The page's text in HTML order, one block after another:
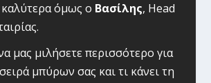
καλύτερα όμως ο Βασίλης, Head
μας μιλήσετε περισσότερο για
μπύρων σας και τι κάνει τη